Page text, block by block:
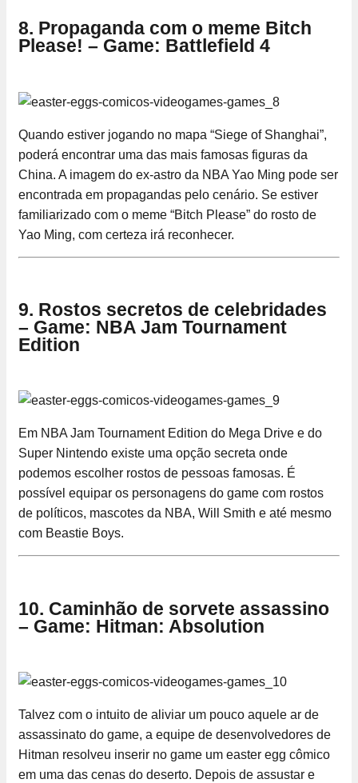
8. Propaganda com o meme Bitch
Please! – Game: Battlefield 4
Quando estiver jogando no mapa “Siege of Shanghai”,
poderá encontrar uma das mais famosas figuras da
China. A imagem do ex-astro da NBA Yao Ming pode ser
encontrada em propagandas pelo cenário. Se estiver
familiarizado com o meme “Bitch Please” do rosto de
Yao Ming, com certeza irá reconhecer.
9. Rostos secretos de celebridades
– Game: NBA Jam Tournament
Edition
Em NBA Jam Tournament Edition do Mega Drive e do
Super Nintendo existe uma opção secreta onde
podemos escolher rostos de pessoas famosas. É
possível equipar os personagens do game com rostos
de políticos, mascotes da NBA, Will Smith e até mesmo
com Beastie Boys.
10. Caminhão de sorvete assassino
– Game: Hitman: Absolution
Talvez com o intuito de aliviar um pouco aquele ar de
assassinato do game, a equipe de desenvolvedores de
Hitman resolveu inserir no game um easter egg cômico
em uma das cenas do deserto. Depois de assustar e